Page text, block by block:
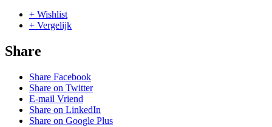
+ Wishlist
+ Vergelijk
Share
Share Facebook
Share on Twitter
E-mail Vriend
Share on LinkedIn
Share on Google Plus